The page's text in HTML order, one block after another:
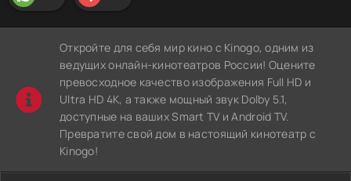
Откройте для себя мир кино с Kinogo, одним из
ведущих онлайн-кинотеатров России! Оцените
превосходное качество изображения Full HD и
Ultra HD 4K, а также мощный звук Dolby 5.1,
доступные на ваших Smart TV и Android TV.
Превратите свой дом в настоящий кинотеатр с
Kinogo!